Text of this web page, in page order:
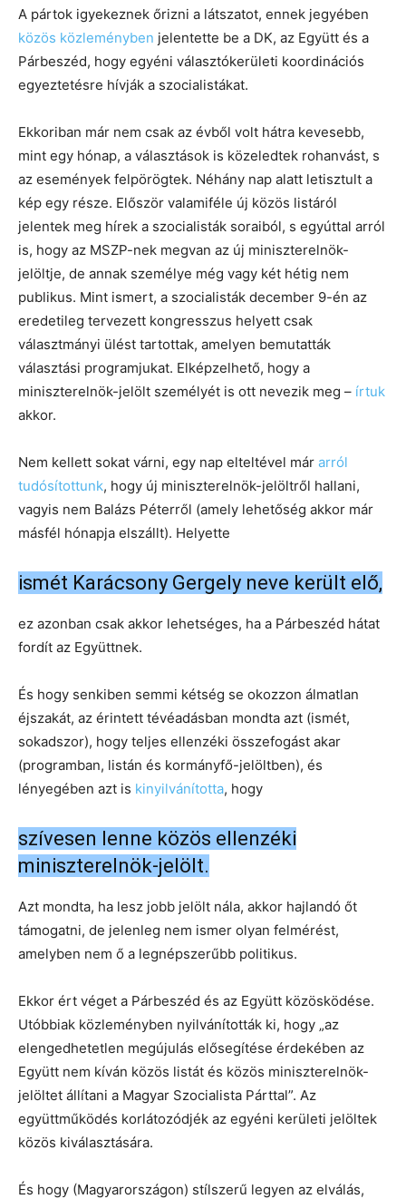
A pártok igyekeznek őrizni a látszatot, ennek jegyében
közös közleményben jelentette be a DK, az Együtt és a
Párbeszéd, hogy egyéni választókerületi koordinációs
egyeztetésre hívják a szocialistákat.
Ekkoriban már nem csak az évből volt hátra kevesebb,
mint egy hónap, a választások is közeledtek rohanvást, s
az események felpörögtek. Néhány nap alatt letisztult a
kép egy része. Először valamiféle új közös listáról
jelentek meg hírek a szocialisták soraiból, s egyúttal arról
is, hogy az MSZP-nek megvan az új miniszterelnök-
jelöltje, de annak személye még vagy két hétig nem
publikus. Mint ismert, a szocialisták december 9-én az
eredetileg tervezett kongresszus helyett csak
választmányi ülést tartottak, amelyen bemutatták
választási programjukat. Elképzelhető, hogy a
miniszterelnök-jelölt személyét is ott nevezik meg – írtuk
akkor.
Nem kellett sokat várni, egy nap elteltével már arról
tudósítottunk, hogy új miniszterelnök-jelöltről hallani,
vagyis nem Balázs Péterről (amely lehetőség akkor már
másfél hónapja elszállt). Helyette
ismét Karácsony Gergely neve került elő,
ez azonban csak akkor lehetséges, ha a Párbeszéd hátat
fordít az Együttnek.
És hogy senkiben semmi kétség se okozzon álmatlan
éjszakát, az érintett tévéadásban mondta azt (ismét,
sokadszor), hogy teljes ellenzéki összefogást akar
(programban, listán és kormányfő-jelöltben), és
lényegében azt is kinyilvánította, hogy
szívesen lenne közös ellenzéki
miniszterelnök-jelölt.
Azt mondta, ha lesz jobb jelölt nála, akkor hajlandó őt
támogatni, de jelenleg nem ismer olyan felmérést,
amelyben nem ő a legnépszerűbb politikus.
Ekkor ért véget a Párbeszéd és az Együtt közösködése.
Utóbbiak közleményben nyilvánították ki, hogy „az
elengedhetetlen megújulás elősegítése érdekében az
Együtt nem kíván közös listát és közös miniszterelnök-
jelöltet állítani a Magyar Szocialista Párttal”. Az
együttműködés korlátozódjék az egyéni kerületi jelöltek
közös kiválasztására.
És hogy (Magyarországon) stílszerű legyen az elválás,